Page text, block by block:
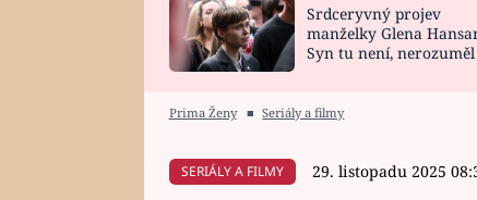
HOROSKOP NA
CELEBRITY
VAŘENÍ
Srdceryvný projev
manželky Glena
Syn tu není,
Prima Ženy ■ Seriály a filmy
SERIÁLY A FILMY 29. listopadu 2025